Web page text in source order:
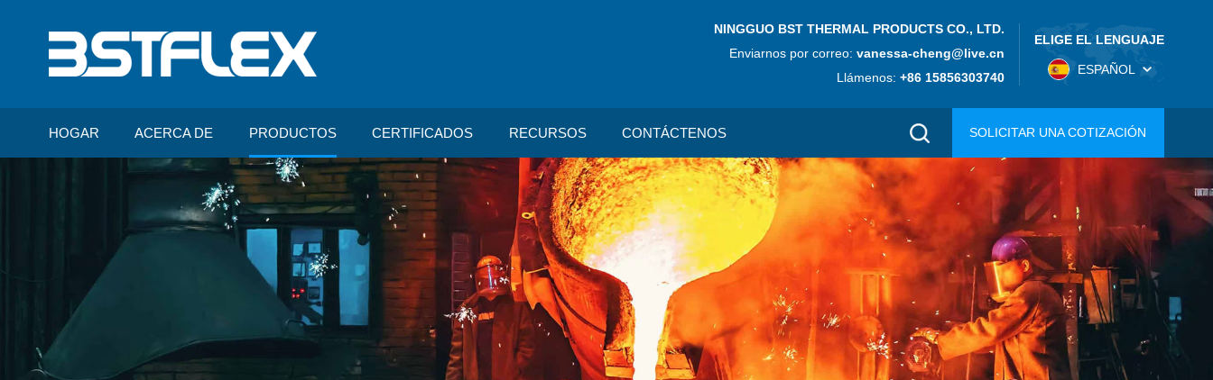
NINGGUO BST THERMAL PRODUCTS CO., LTD.
Enviarnos por correo:vanessa-cheng@live.cn
Llámenos:+86 15856303740
ELIGE EL LENGUAJE
ESPAÑOL
HOGAR ACERCA DE PRODUCTOS CERTIFICADOS RECURSOS CONTÁCTENOS SOLICITAR UNA COTIZACIÓN